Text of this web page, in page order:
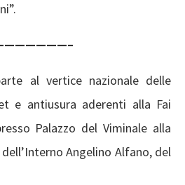
al vertice nazionale delle
e antiusura aderenti alla Fai
Palazzo del Viminale alla
Angelino Alfano, del